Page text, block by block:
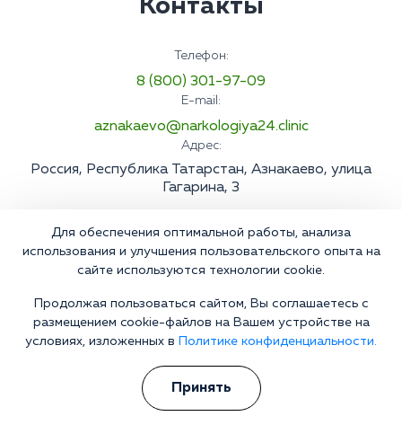
Контакты
Телефон:
8 (800) 301-97-09
E-mail:
aznakaevo@narkologiya24.clinic
Адрес:
Россия, Республика Татарстан, Азнакаево, улица
Гагарина, 3
Для обеспечения оптимальной работы, анализа
использования и улучшения пользовательского опыта на
сайте используются технологии cookie.
Продолжая пользоваться сайтом, Вы соглашаетесь с
размещением cookie-файлов на Вашем устройстве на
условиях, изложенных в
Политике конфиденциальности.
Принять